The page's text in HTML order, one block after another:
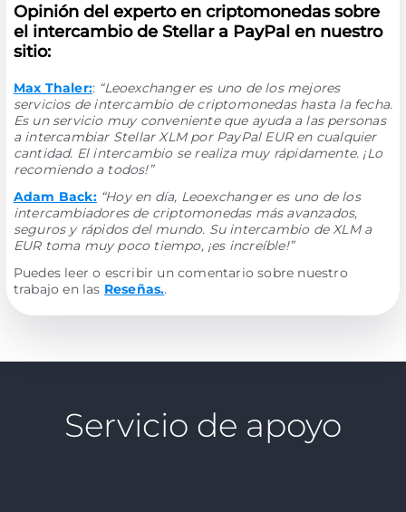
Opinión del experto en criptomonedas sobre
el intercambio de Stellar a PayPal en nuestro
sitio:
Max Thaler:: “Leoexchanger es uno de los mejores
servicios de intercambio de criptomonedas hasta la fecha.
Es un servicio muy conveniente que ayuda a las personas
a intercambiar Stellar XLM por PayPal EUR en cualquier
cantidad. El intercambio se realiza muy rápidamente. ¡Lo
recomiendo a todos!”
Adam Back: “Hoy en día, Leoexchanger es uno de los
intercambiadores de criptomonedas más avanzados,
seguros y rápidos del mundo. Su intercambio de XLM a
EUR toma muy poco tiempo, ¡es increíble!”
Puedes leer o escribir un comentario sobre nuestro
trabajo en las Reseñas..
Servicio de apoyo